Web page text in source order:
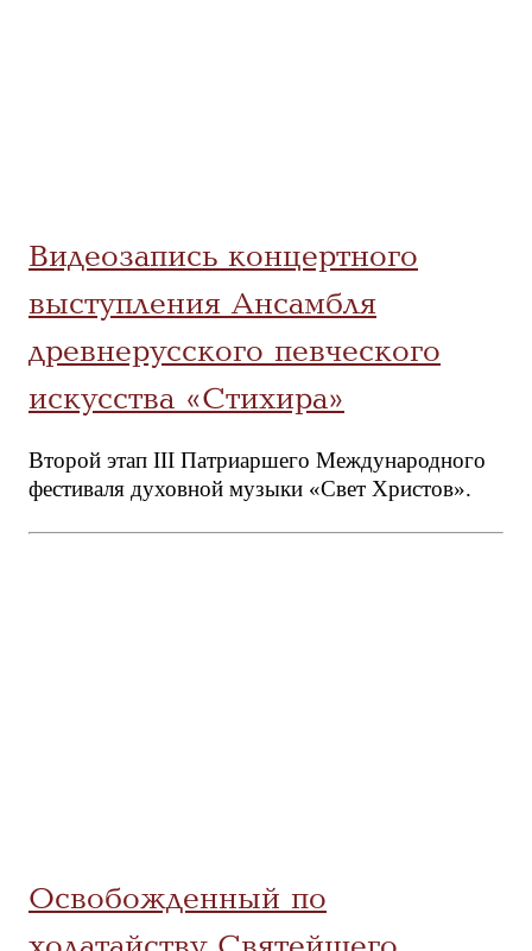
Видеозапись концертного
выступления Ансамбля
древнерусского певческого
искусства «Стихира»
Второй этап III Патриаршего Международного
фестиваля духовной музыки «Свет Христов».
Освобожденный по